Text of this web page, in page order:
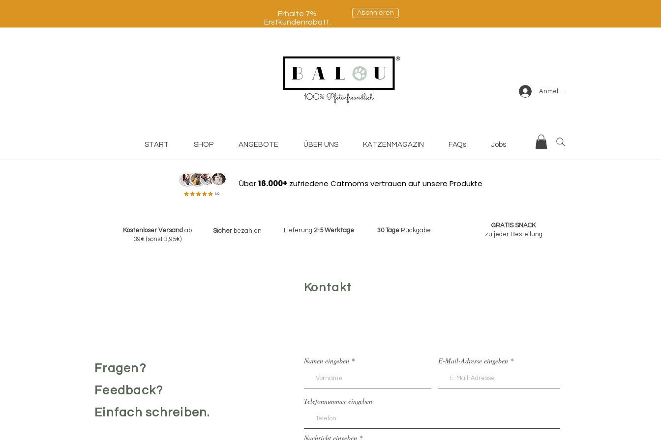
Erhalte 7%
Erstkundenrabatt.
Abonnieren
Anmelden
START SHOP ANGEBOTE ÜBER UNS KATZENMAGAZIN FAQs Jobs
Über16.000+ zufriedene Catmoms vertrauen auf unsere Produkte
Kostenloser Versand ab
39€ (sonst 3,95€)
Sicherbezahlen Lieferung 2-5 Werktage 30 Tage Rückgabe
GRATIS SNACK
zu jeder Bestellung
Kontakt
Fragen?
Feedback?
Einfach schreiben.
Namen eingeben E-Mail-Adresse eingeben
Telefonnummer eingeben
Nachricht eingeben